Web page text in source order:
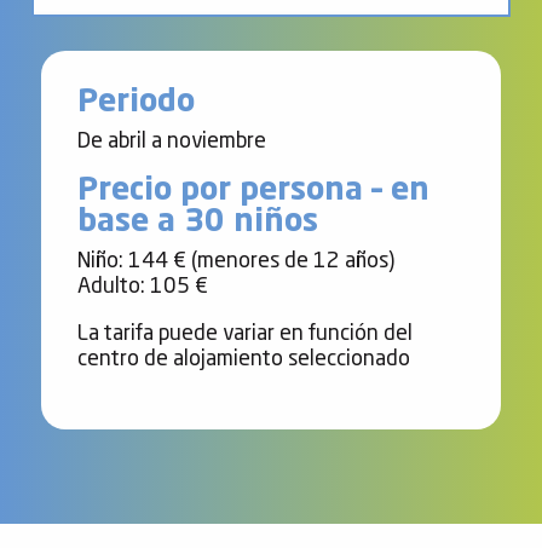
Póngase en contacto con
Periodo
De abril a noviembre
Precio por persona – en
base a 30 niños
Niño: 144 € (menores de 12 años)
Adulto: 105 €
La tarifa puede variar en función del
centro de alojamiento seleccionado